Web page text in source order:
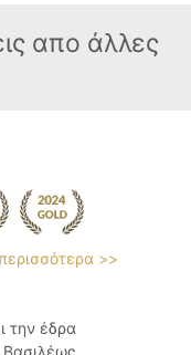
απο άλλες
>>
την έδρα
Βασιλέως